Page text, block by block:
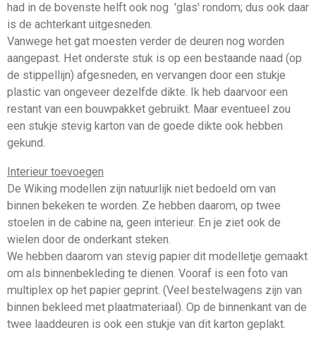
had in de bovenste helft ook nog 'glas' rondom; dus ook daar
is de achterkant uitgesneden.
Vanwege het gat moesten verder de deuren nog worden
aangepast. Het onderste stuk is op een bestaande naad (op
de stippellijn) afgesneden, en vervangen door een stukje
plastic van ongeveer dezelfde dikte. Ik heb daarvoor een
restant van een bouwpakket gebruikt. Maar eventueel zou
een stukje stevig karton van de goede dikte ook hebben
gekund.
Interieur toevoegen
De Wiking modellen zijn natuurlijk niet bedoeld om van
binnen bekeken te worden. Ze hebben daarom, op twee
stoelen in de cabine na, geen interieur. En je ziet ook de
wielen door de onderkant steken.
We hebben daarom van stevig papier dit modelletje gemaakt
om als binnenbekleding te dienen. Vooraf is een foto van
multiplex op het papier geprint. (Veel bestelwagens zijn van
binnen bekleed met plaatmateriaal). Op de binnenkant van de
twee laaddeuren is ook een stukje van dit karton geplakt.